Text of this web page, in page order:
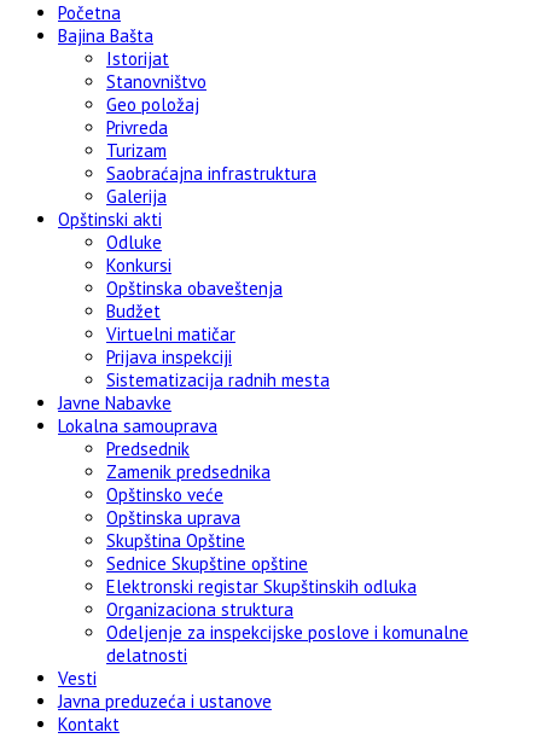
Početna
Bajina Bašta
Istorijat
Stanovništvo
Geo položaj
Privreda
Turizam
Saobraćajna infrastruktura
Galerija
Opštinski akti
Odluke
Konkursi
Opštinska obaveštenja
Budžet
Virtuelni matičar
Prijava inspekciji
Sistematizacija radnih mesta
Javne Nabavke
Lokalna samouprava
Predsednik
Zamenik predsednika
Opštinsko veće
Opštinska uprava
Skupština Opštine
Sednice Skupštine opštine
Elektronski registar Skupštinskih odluka
Organizaciona struktura
Odeljenje za inspekcijske poslove i komunalne
delatnosti
Vesti
Javna preduzeća i ustanove
Kontakt